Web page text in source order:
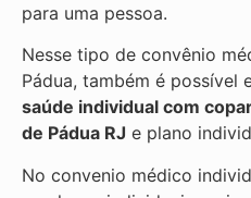
para uma pessoa.
Nesse tipo de convênio
Pádua, também é possível
saúde individual com
de Pádua RJ e plano
No convenio médico